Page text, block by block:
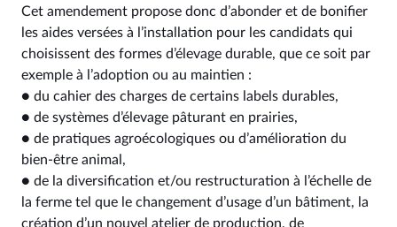
Cet amendement propose donc d’abonder et de bonifier
les aides versées à l’installation pour les candidats qui
choisissent des formes d’élevage durable, que ce soit par
exemple à l’adoption ou au maintien :
● du cahier des charges de certains labels durables,
● de systèmes d’élevage pâturant en prairies,
● de pratiques agroécologiques ou d’amélioration du
bien-être animal,
● de la diversification et/ou restructuration à l’échelle de
la ferme tel que le changement d’usage d’un bâtiment, la
création d’un nouvel atelier de production, de